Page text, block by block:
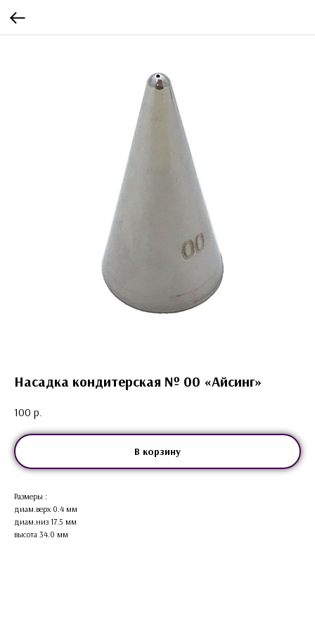
Насадка кондитерская № 00 «Айсинг»
100 р.
В корзину
Размеры :
диам.верх 0.4 мм
диам.низ 17.5 мм
высота 34.0 мм